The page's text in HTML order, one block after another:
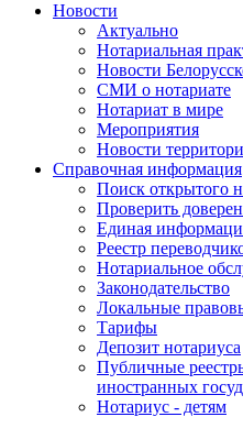
Новости
Актуально
Нотариальная
Новости
СМИ о нотариате
Нотариат в мире
Мероприятия
Новости
Справочная информация
Поиск открытого
Проверить
Единая
Реестр
Нотариальное
Законодательство
Локальные
Тарифы
Депозит нотариуса
Публичные
иностранных
Нотариус - детям